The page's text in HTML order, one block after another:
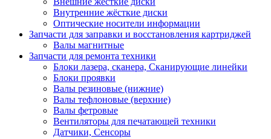
Внутренние жёсткие диски
Оптические носители информации
Запчасти для заправки и восстановления картриджей
Валы магнитные
Запчасти для ремонта техники
Блоки лазера, сканера, Сканирующие линейки
Блоки проявки
Валы резиновые (нижние)
Валы тефлоновые (верхние)
Валы фетровые
Вентиляторы для печатающей техники
Датчики, Сенсоры